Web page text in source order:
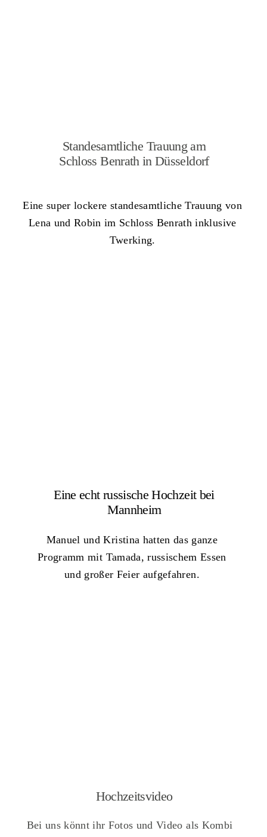
Eine echt russische Hochzeit bei
Mannheim
Standesamtliche Trauung am
Schloss Benrath in Düsseldorf
Eine super lockere standesamtliche Trauung von
Lena und Robin im Schloss Benrath inklusive
Twerking.
Manuel und Kristina hatten das ganze
Programm mit Tamada, russischem Essen
und großer Feier aufgefahren.
Hochzeitsvideo
Bei uns könnt ihr Fotos und Video als Kombi